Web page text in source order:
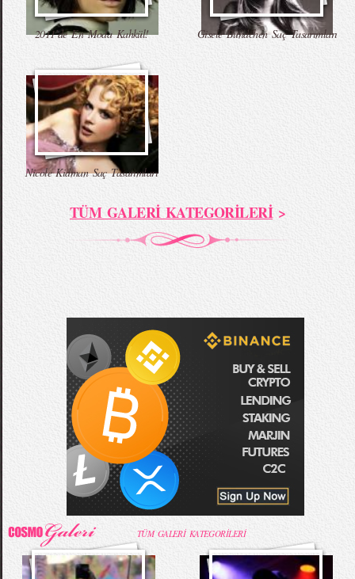
2011’de En Moda Kahkül! Gisele Bundchen Saç Tasarımları
Nicole Kidman Saç Tasarımları
TÜM GALERİ KATEGORİLERİ>
TÜM GALERİ KATEGORİLERİ